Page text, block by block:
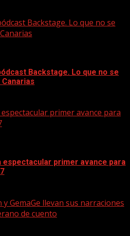
Backstage. Lo que no se
Backstage. Lo que no se
primer avance para
espectacular primer avance para
y GemaGe llevan sus narraciones
de cuento